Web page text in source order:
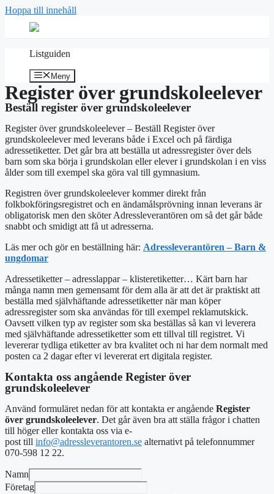
Hoppa till innehåll
Listguiden
Meny
Register över grundskoleelever
Beställ register över grundskoleelever
Register över grundskoleelever – Beställ Register över
grundskoleelever med leverans både i Excel och på färdiga
adressetiketter. Det går bra att beställa ut adressregister över dels
barn som ska börja i grundskolan eller elever i grundskolan i en viss
ålder som till exempel ska göra val till gymnasium.
Registren över grundskoleelever kommer direkt från
folkbokföringsregistret och en ändamålsprövning innan leverans är
obligatorisk men den sköter Adressleverantören om så det går både
snabbt och smidigt att få ut adresserna.
Läs mer och gör en beställning här: Adressleverantören – Barn &
ungdomar
Adressetiketter – adresslappar – klisteretiketter… Kärt barn har
många namn men gemensamt för dem alla är att det är praktiskt att
beställa med självhäftande adressetiketter när man köper
adressregister som ska användas för till exempel reklamutskick.
Oavsett vilken typ av register som ska beställas så kan vi leverera
med självhäftande adressetiketter som ett tillval till registret. Vi
levererar tydliga etiketter av bra kvalitet och ni har dem normalt med
posten ca 2 dagar efter vi levererat ert digitala register.
Kontakta oss angående Register över
grundskoleelever
Använd formuläret nedan för att kontakta er angående Register
över grundskoleelever. Det går även bra att ställa frågor i chatten
till höger ellerkontakta oss via e-
post till info@adressleverantoren.se alternativt på telefonnummer
070-598 12 22.
Namn
Företag